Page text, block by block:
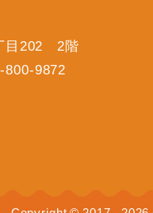
目202 2階
9872